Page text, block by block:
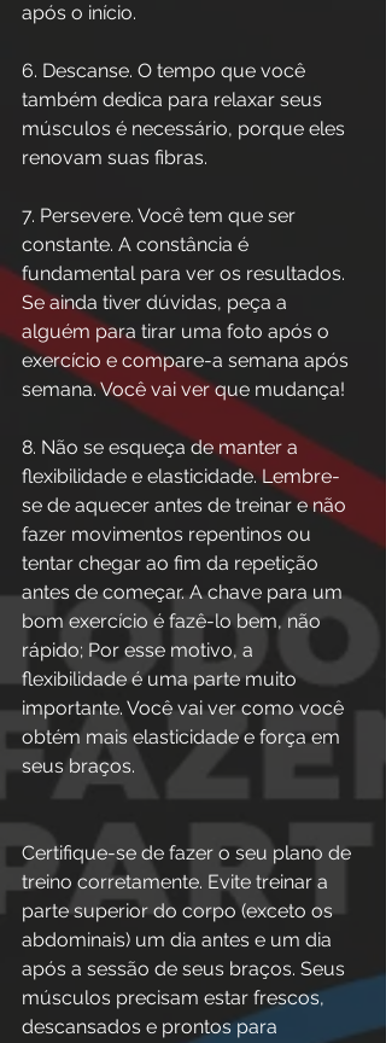
após o início.
6. Descanse. O tempo que você
também dedica para relaxar seus
músculos é necessário, porque eles
renovam suas fibras.
7. Persevere. Você tem que ser
constante. A constância é
fundamental para ver os resultados.
Se ainda tiver dúvidas, peça a
alguém para tirar uma foto após o
exercício e compare-a semana após
semana. Você vai ver que mudança!
8. Não se esqueça de manter a
flexibilidade e elasticidade. Lembre-
se de aquecer antes de treinar e não
fazer movimentos repentinos ou
tentar chegar ao fim da repetição
antes de começar. A chave para um
bom exercício é fazê-lo bem, não
rápido; Por esse motivo, a
flexibilidade é uma parte muito
importante. Você vai ver como você
obtém mais elasticidade e força em
seus braços.
Certifique-se de fazer o seu plano de
treino corretamente. Evite treinar a
parte superior do corpo (exceto os
abdominais) um dia antes e um dia
após a sessão de seus braços. Seus
músculos precisam estar frescos,
descansados ​​e prontos para